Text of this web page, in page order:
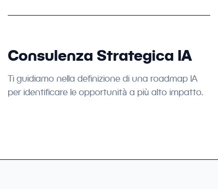
Consulenza Strategica IA
Ti guidiamo nella definizione di una roadmap IA
per identificare le opportunità a più alto impatto.